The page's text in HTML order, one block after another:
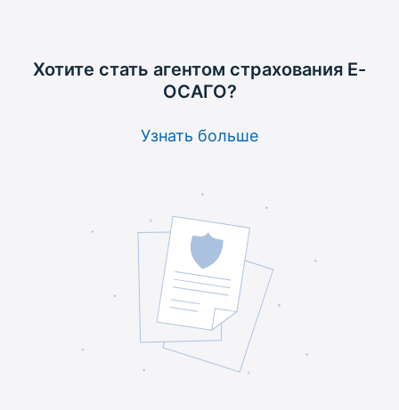
Хотите стать агентом страхования Е-
ОСАГО?
Узнать больше